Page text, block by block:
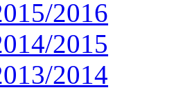
2016
2015
2014